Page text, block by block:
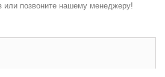
или позвоните нашему менеджеру!